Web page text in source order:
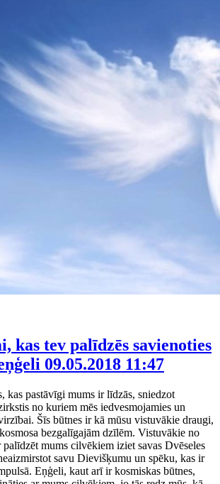
kas tev palīdzēs savienoties
09.05.2018 11:47
kas pastāvīgi mums ir līdzās, sniedzot
no kuriem mēs iedvesmojamies un
Šīs būtnes ir kā mūsu vistuvākie draugi,
bezgalīgajām dzīlēm. Vistuvākie no
mums cilvēkiem iziet savas Dvēseles
savu Dievišķumu un spēku, kas ir
Eņģeli, kaut arī ir kosmiskas būtnes,